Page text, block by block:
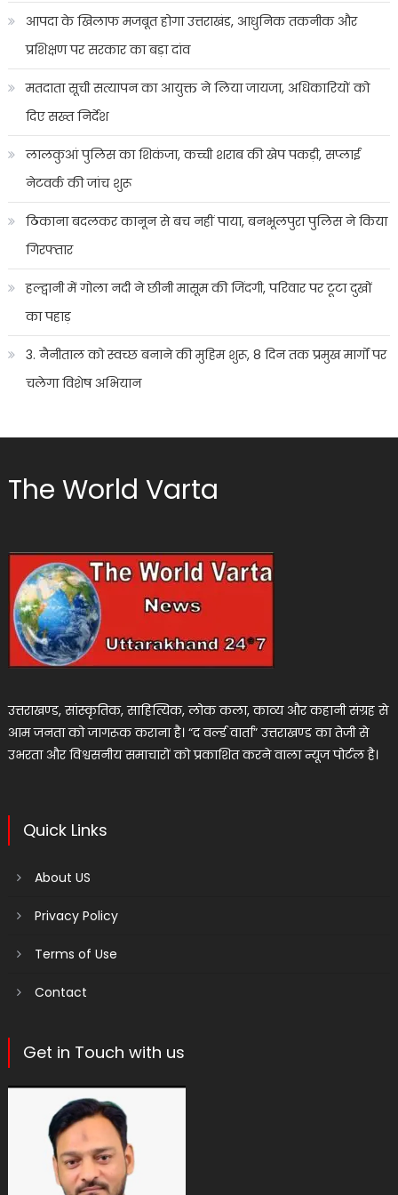
आपदा के खिलाफ मजबूत होगा उत्तराखंड, आधुनिक तकनीक और
प्रशिक्षण पर सरकार का बड़ा दांव
मतदाता सूची सत्यापन का आयुक्त ने लिया जायजा, अधिकारियों को
दिए सख्त निर्देश
लालकुआं पुलिस का शिकंजा, कच्ची शराब की खेप पकड़ी, सप्लाई
नेटवर्क की जांच शुरू
ठिकाना बदलकर कानून से बच नहीं पाया, बनभूलपुरा पुलिस ने किया
गिरफ्तार
हल्द्वानी में गोला नदी ने छीनी मासूम की जिंदगी, परिवार पर टूटा दुखों
का पहाड़
3. नैनीताल को स्वच्छ बनाने की मुहिम शुरू, 8 दिन तक प्रमुख मार्गों पर
चलेगा विशेष अभियान
The World Varta
उत्तराखण्ड, सांस्कृतिक, साहित्यिक, लोक कला, काव्य और कहानी संग्रह से
आम जनता को जागरूक कराना है। “द वर्ल्ड वार्ता” उत्तराखण्ड का तेजी से
उभरता और विश्वसनीय समाचारों को प्रकाशित करने वाला न्यूज पोर्टल है।
Quick Links
About US
Privacy Policy
Terms of Use
Contact
Get in Touch with us